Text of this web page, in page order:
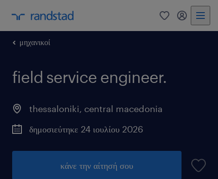
0 my
μηχανικοί
field service engineer.
thessaloniki, central macedonia
δημοσιεύτηκε 24 ιουλίου 2026
κάνε την αίτησή σου